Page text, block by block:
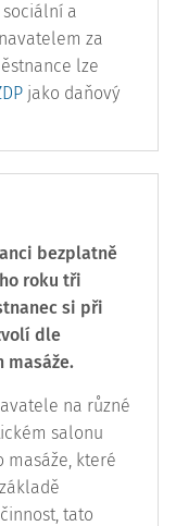
a
za
lze
jako daňový
bezplatně
roku tři
si při
dle
masáže.
na různé
salonu
masáže, které
tato